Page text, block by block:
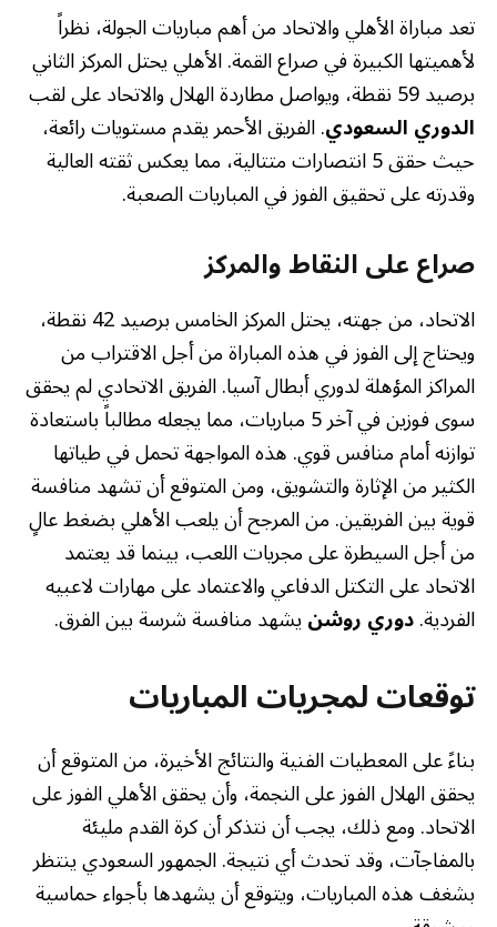
تعد مباراة الأهلي والاتحاد من أهم مباريات الجولة، نظراً
لأهميتها الكبيرة في صراع القمة. الأهلي يحتل المركز الثاني
برصيد 59 نقطة، ويواصل مطاردة الهلال والاتحاد على لقب
الدوري السعودي. الفريق الأحمر يقدم مستويات رائعة،
حيث حقق 5 انتصارات متتالية، مما يعكس ثقته العالية
وقدرته على تحقيق الفوز في المباريات الصعبة.
صراع على النقاط والمركز
الاتحاد، من جهته، يحتل المركز الخامس برصيد 42 نقطة،
ويحتاج إلى الفوز في هذه المباراة من أجل الاقتراب من
المراكز المؤهلة لدوري أبطال آسيا. الفريق الاتحادي لم يحقق
سوى فوزين في آخر 5 مباريات، مما يجعله مطالباً باستعادة
توازنه أمام منافس قوي. هذه المواجهة تحمل في طياتها
الكثير من الإثارة والتشويق، ومن المتوقع أن تشهد منافسة
قوية بين الفريقين. من المرجح أن يلعب الأهلي بضغط عالٍ
من أجل السيطرة على مجريات اللعب، بينما قد يعتمد
الاتحاد على التكتل الدفاعي والاعتماد على مهارات لاعبيه
الفردية.دوري روشنيشهد منافسة شرسة بين الفرق.
توقعات لمجريات المباريات
بناءً على المعطيات الفنية والنتائج الأخيرة، من المتوقع أن
يحقق الهلال الفوز على النجمة، وأن يحقق الأهلي الفوز على
الاتحاد. ومع ذلك، يجب أن نتذكر أن كرة القدم مليئة
بالمفاجآت، وقد تحدث أي نتيجة. الجمهور السعودي ينتظر
بشغف هذه المباريات، ويتوقع أن يشهدها بأجواء حماسية